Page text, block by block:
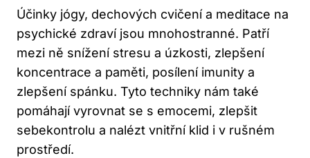
Účinky jógy, dechových cvičení a meditace na
psychické zdraví jsou mnohostranné. Patří
mezi ně snížení stresu a úzkosti, zlepšení
koncentrace a paměti, posílení imunity a
zlepšení spánku. Tyto techniky nám také
pomáhají vyrovnat se s emocemi, zlepšit
sebekontrolu a nalézt vnitřní klid i v rušném
prostředí.